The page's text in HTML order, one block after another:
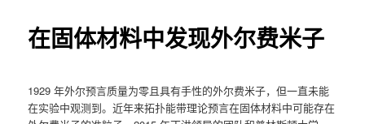
在固体材料中发现外尔费米子
1929 年外尔预言质量为零且具有手性的外尔费米子，但一直未能
在实验中观测到。近年来拓扑能带理论预言在固体材料中可能存在